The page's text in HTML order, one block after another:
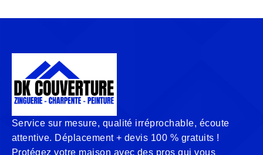
Service sur mesure, qualité irréprochable, écoute
attentive. Déplacement + devis 100 % gratuits !
Protégez votre maison avec des pros qui vous